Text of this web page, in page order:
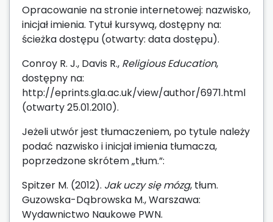
Opracowanie na stronie internetowej: nazwisko,
inicjał imienia. Tytuł kursywą, dostępny na:
ścieżka dostępu (otwarty: data dostępu).
Conroy R. J., Davis R., Religious Education,
dostępny na:
http://eprints.gla.ac.uk/view/author/6971.html
(otwarty 25.01.2010).
Jeżeli utwór jest tłumaczeniem, po tytule należy
podać nazwisko i inicjał imienia tłumacza,
poprzedzone skrótem „tłum.”:
Spitzer M. (2012). Jak uczy się mózg, tłum.
Guzowska-Dąbrowska M., Warszawa:
Wydawnictwo Naukowe PWN.